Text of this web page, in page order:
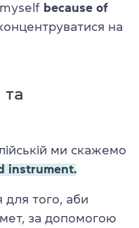
because of
на
ми скажемо
instrument.
для того, аби
за допомогою